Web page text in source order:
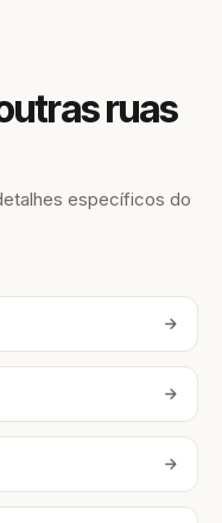
ruas
específicos do